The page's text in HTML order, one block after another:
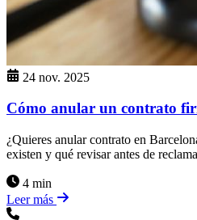
24 nov. 2025
Cómo anular un contrato
¿Quieres anular contrato en
existen y qué revisar antes de
4 min
Leer más